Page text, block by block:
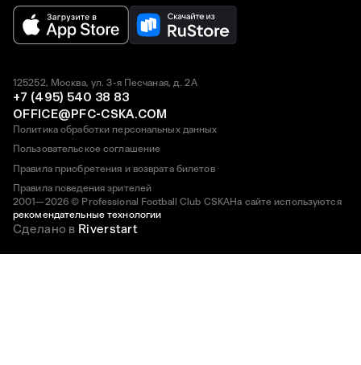
2001—2026 © Professional Football Club CSKAНа сайте используются
рекомендательные технологии
125252, Москва, ул. 3-я Песчаная, д. 2А
+7 (495) 540 38 83
OFFICE@PFC-CSKA.COM
Политика обработки персональных данных
Пользовательское соглашение
Правила приобретения и возврата билетов
Правила поведения зрителей
Сделано в Riverstart